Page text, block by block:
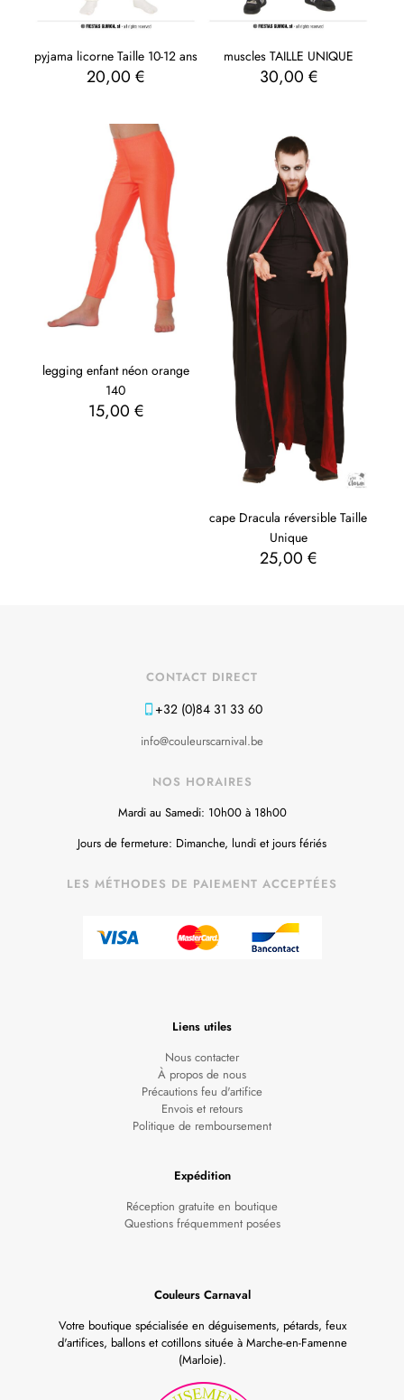
pyjama licorne Taille 10-12 ans
20,00€
muscles TAILLE UNIQUE
30,00 €
legging enfant néon orange
140
15,00 €
cape Dracula réversible Taille
Unique
25,00 €
CONTACT DIRECT
+32 (0)84 31 33 60
info@couleurscarnival.be
NOS HORAIRES
Mardi au Samedi: 10h00 à 18h00
Jours de fermeture: Dimanche, lundi et jours fériés
LES MÉTHODES DE PAIEMENT ACCEPTÉES
Liens utiles
Nous contacter
À propos de nous
Précautions feu d'artifice
Envois et retours
Politique de remboursement
Expédition
Réception gratuite en boutique
Questions fréquemment posées
Couleurs Carnaval
Votre boutique spécialisée en déguisements, pétards, feux
d'artifices, ballons et cotillons située à Marche-en-Famenne
(Marloie).